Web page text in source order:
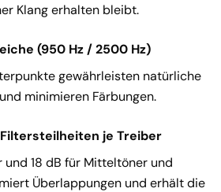
Klang erhalten bleibt.
(950 Hz / 2500 Hz)
gewährleisten natürliche
minimieren Färbungen.
je Treiber
und 18 dB für Mitteltöner und
Überlappungen und erhält die